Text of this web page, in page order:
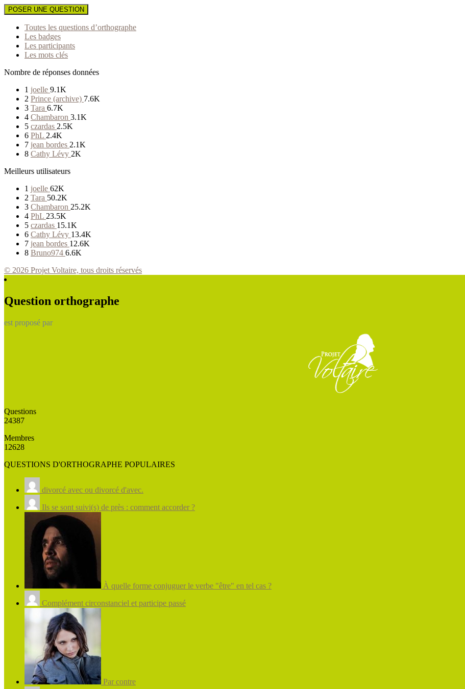
POSER UNE QUESTION
Toutes les questions d’orthographe
Les badges
Les participants
Les mots clés
Nombre de réponses données
1 joelle 9.1K
2 Prince (archive) 7.6K
3 Tara 6.7K
4 Chambaron 3.1K
5 czardas 2.5K
6 PhL 2.4K
7 jean bordes 2.1K
8 Cathy Lévy 2K
Meilleurs utilisateurs
1 joelle 62K
2 Tara 50.2K
3 Chambaron 25.2K
4 PhL 23.5K
5 czardas 15.1K
6 Cathy Lévy 13.4K
7 jean bordes 12.6K
8 Bruno974 6.6K
© 2026 Projet Voltaire, tous droits réservés
Question orthographe
est proposé par
Questions
24387
Membres
12628
QUESTIONS D'ORTHOGRAPHE POPULAIRES
divorcé avec ou divorcé d'avec.
Ils se sont suivi(s) de près : comment accorder ?
À quelle forme conjuguer le verbe "être" en tel cas ?
Complément circonstanciel et participe passé
Par contre